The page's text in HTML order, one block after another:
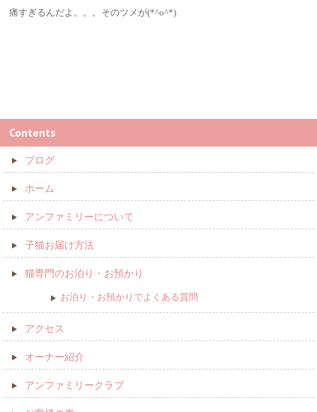
痛すぎるんだよ。。。そのツメが(*^o^*)
Contents
ブログ
ホーム
アンファミリーについて
子猫お届け方法
猫専門のお泊り・お預かり
お泊り・お預かりでよくある質問
アクセス
オーナー紹介
アンファミリークラブ